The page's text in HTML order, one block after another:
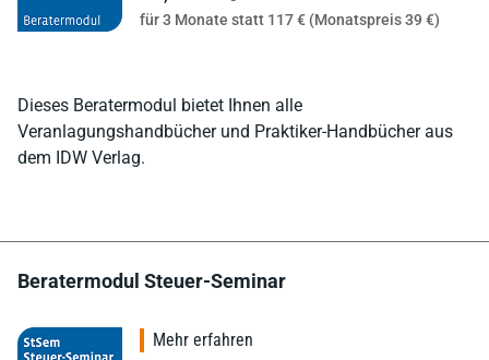
Dieses Beratermodul bietet Ihnen alle
Veranlagungshandbücher und Praktiker-Handbücher aus
dem IDW Verlag.
für 3 Monate statt 117 € (Monatspreis 39 €)
Beratermodul Steuer-Seminar
Mehr erfahren